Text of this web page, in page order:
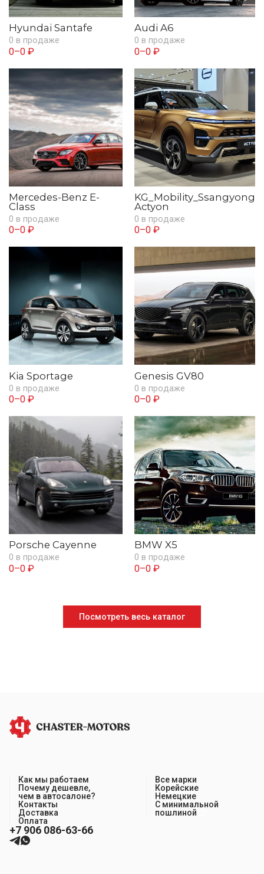
Hyundai Santafe
0 в продаже
0–0 ₽
Audi A6
0 в продаже
0–0 ₽
Mercedes-Benz E-
Class
0 в продаже
0–0 ₽
KG_Mobility_Ssangyong
Actyon
0 в продаже
0–0 ₽
Kia Sportage
0 в продаже
0–0 ₽
Genesis GV80
0 в продаже
0–0 ₽
Porsche Cayenne
0 в продаже
0–0 ₽
BMW X5
0 в продаже
0–0 ₽
Посмотреть весь каталог
Как мы работаем
Почему дешевле,
чем в автосалоне?
Контакты
Доставка
Оплата
Все марки
Корейские
Немецкие
С минимальной
пошлиной
+7 906 086-63-66